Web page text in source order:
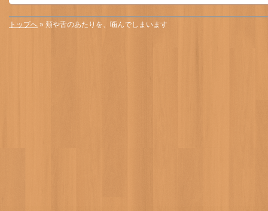
トップへ » 頬や舌のあたりを、噛んでしまいます